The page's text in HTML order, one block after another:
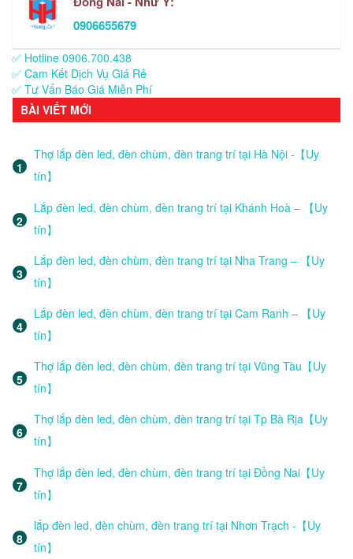
0906655679
✅ Hotline 0906.700.438
✅ Cam Kết Dịch Vụ Giá Rẻ
✅ Tư Vấn Báo Giá Miễn Phí
BÀI VIẾT MỚI
Thợ lắp đèn led, đèn chùm, đèn trang trí tại Hà Nội -【Uy
tín】
Lắp đèn led, đèn chùm, đèn trang trí tại Khánh Hoà – 【Uy
tín】
Lắp đèn led, đèn chùm, đèn trang trí tại Nha Trang – 【Uy
tín】
Lắp đèn led, đèn chùm, đèn trang trí tại Cam Ranh – 【Uy
tín】
Thợ lắp đèn led, đèn chùm, đèn trang trí tại Vũng Tàu【Uy
tín】
Thợ lắp đèn led, đèn chùm, đèn trang trí tại Tp Bà Rịa【Uy
tín】
Thợ lắp đèn led, đèn chùm, đèn trang trí tại Đồng Nai【Uy
tín】
lắp đèn led, đèn chùm, đèn trang trí tại Nhơn Trạch -【Uy
tín】